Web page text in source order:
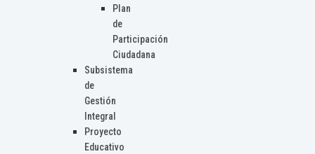
Plan
de
Participación
Ciudadana
Subsistema
de
Gestión
Integral
Proyecto
Educativo